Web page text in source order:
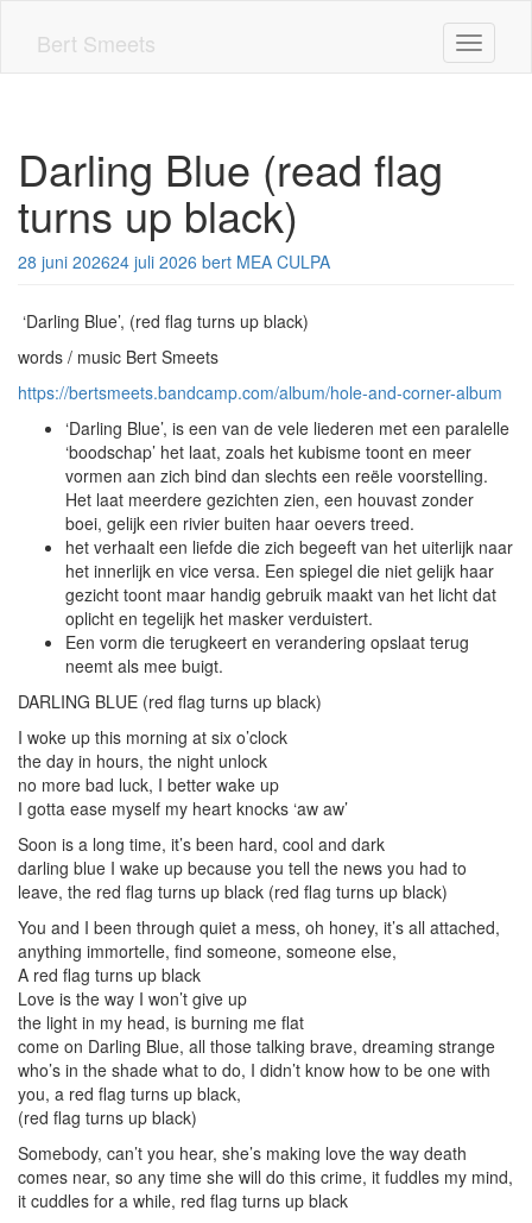
Bert Smeets Toggle
Darling Blue (read flag
turns up black)
28 juni 202624 juli 2026 bert MEA CULPA
‘Darling Blue’, (red flag turns up black)
words / music Bert Smeets
https://bertsmeets.bandcamp.com/album/hole-and-corner-album
‘Darling Blue’, is een van de vele liederen met een paralelle
‘boodschap’ het laat, zoals het kubisme toont en meer
vormen aan zich bind dan slechts een reële voorstelling.
Het laat meerdere gezichten zien, een houvast zonder
boei, gelijk een rivier buiten haar oevers treed.
het verhaalt een liefde die zich begeeft van het uiterlijk naar
het innerlijk en vice versa. Een spiegel die niet gelijk haar
gezicht toont maar handig gebruik maakt van het licht dat
oplicht en tegelijk het masker verduistert.
Een vorm die terugkeert en verandering opslaat terug
neemt als mee buigt.
DARLING BLUE (red flag turns up black)
I woke up this morning at six o’clock
the day in hours, the night unlock
no more bad luck, I better wake up
I gotta ease myself my heart knocks ‘aw aw’
Soon is a long time, it’s been hard, cool and dark
darling blue I wake up because you tell the news you had to
leave, the red flag turns up black (red flag turns up black)
You and I been through quiet a mess, oh honey, it’s all attached,
anything immortelle, find someone, someone else,
A red flag turns up black
Love is the way I won’t give up
the light in my head, is burning me flat
come on Darling Blue, all those talking brave, dreaming strange
who’s in the shade what to do, I didn’t know how to be one with
you, a red flag turns up black,
(red flag turns up black)
Somebody, can’t you hear, she’s making love the way death
comes near, so any time she will do this crime, it fuddles my mind,
it cuddles for a while, red flag turns up black